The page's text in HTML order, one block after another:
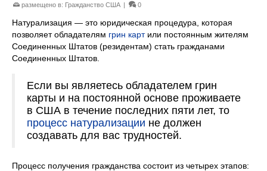
размещено в: Гражданство США | 0
Натурализация — это юридическая процедура, которая
позволяет обладателям грин картили постоянным жителям
Соединенных Штатов (резидентам) стать гражданами
Соединенных Штатов.
Если вы являетесь обладателем грин
карты и на постоянной основе проживаете
в США в течение последних пяти лет, то
процесс натурализации не должен
создавать для вас трудностей.
Процесс получения гражданства состоит из четырех этапов: